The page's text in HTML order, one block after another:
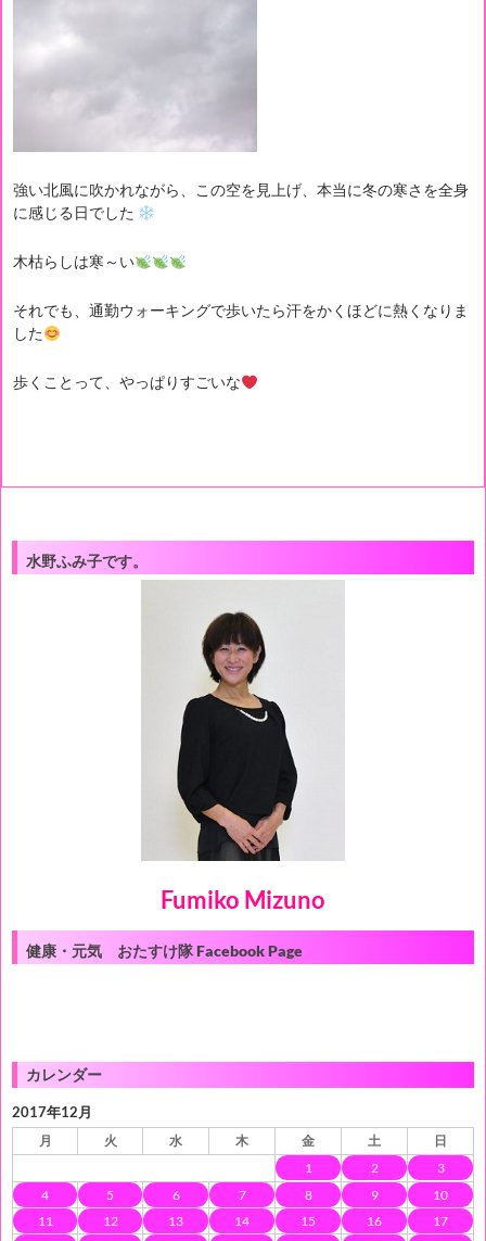
強い北風に吹かれながら、この空を見上げ、本当に冬の寒さを全身
に感じる日でした
木枯らしは寒～い
それでも、通勤ウォーキングで歩いたら汗をかくほどに熱くなりま
した
歩くことって、やっぱりすごいな
水野ふみ子です。
Fumiko Mizuno
健康・元気 おたすけ隊 Facebook Page
カレンダー
2017年12月
月 火 水 木 金 土 日
1 2
3
4
5 6 7 8 9
10
11
12 13 14 15 16
17